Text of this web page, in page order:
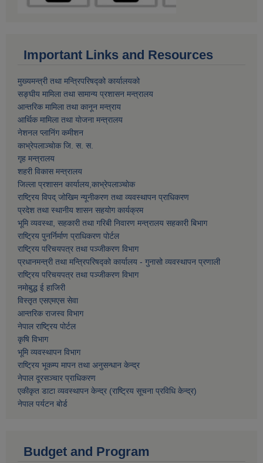
Important Links and Resources
मुख्यमन्त्री तथा मन्त्रिपरिषद्को कार्यालयको
सङ्घीय मामिला तथा सामान्य प्रशासन मन्त्रालय
आन्तरिक मामिला तथा कानून मन्त्राय
आर्थिक मामिला तथा याेजना मन्त्रालय
नेशनल प्लानिंग कमीशन
काभ्रेपलाञ्चाेक जि. स. स.
गृह मन्त्रालय
शहरी विकास मन्त्रालय
जिल्ला प्रशासन कार्यालय,काभ्रेपलाञ्चाेक
राष्ट्रिय विपद् जोखिम न्यूनीकरण तथा व्यवस्थापन प्राधिकरण
प्रदेश तथा स्थानीय शासन सहयोग कार्यक्रम
भूमि व्यवस्था, सहकारी तथा गरिबी निवारण मन्त्रालय सहकारी बिभाग
राष्ट्रिय पुनर्निर्माण प्राधिकरण पोर्टल
राष्ट्रिय परिचयपत्र तथा पञ्जीकरण विभाग
प्रधानमन्त्री तथा मन्त्रिपरिषद्को कार्यालय - गुनासो व्यवस्थापन प्रणाली
राष्ट्रिय परिचयपत्र तथा पञ्जीकरण विभाग
नमाेबुद्ध ई हाजिरी
विस्तृत एसएमएस सेवा
आन्तरिक राजस्व विभाग
नेपाल राष्ट्रिय पोर्टल
कृषि विभाग
भूमि व्यवस्थापन विभाग
राष्ट्रिय भूकम्प मापन तथा अनुसन्धान केन्द्र
नेपाल दूरसञ्चार प्राधिकरण
एकीकृत डाटा व्यवस्थापन केन्द्र (राष्ट्रिय सूचना प्रविधि केन्द्र)
नेपाल पर्यटन बोर्ड
Budget and Program